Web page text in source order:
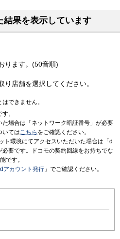
結果を表示しています
ります。(50音順)
店舗を選択してください。
できません。
。
た場合は「ネットワーク暗証番号」が必要
いてはこちら をご確認ください。
ト環境にてアクセスいただいた場合は「d
要です。ドコモの契約回線をお持ちでな
です。
dアカウント発行 」でご確認ください。